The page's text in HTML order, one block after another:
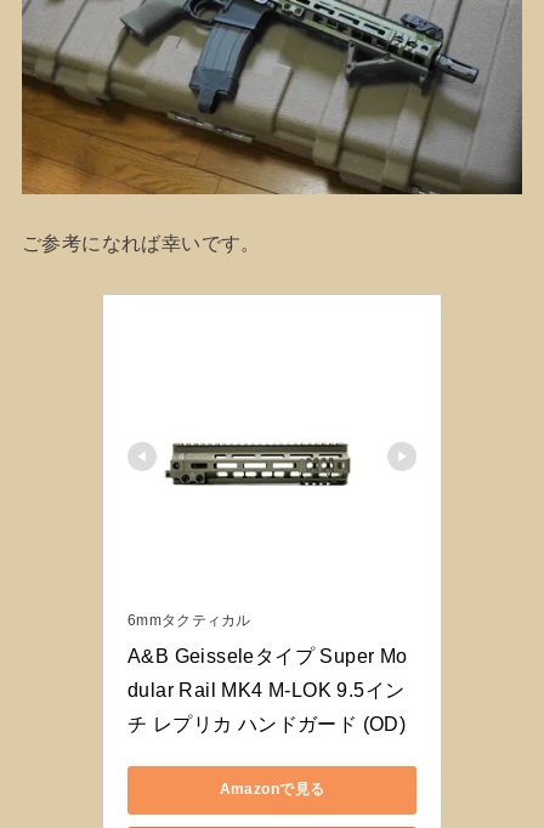
ご参考になれば幸いです。
6mmタクティカル
A&B Geisseleタイプ Super Mo
dular Rail MK4 M-LOK 9.5イン
チ レプリカ ハンドガード (OD)
Amazonで見る